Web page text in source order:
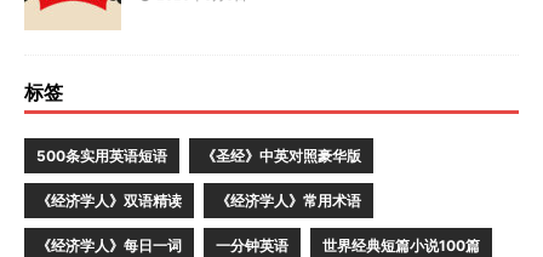
标签
500条实用英语短语 《圣经》中英对照豪华版
《经济学人》双语精读 《经济学人》常用术语
《经济学人》每日一词 一分钟英语 世界经典短篇小说100篇